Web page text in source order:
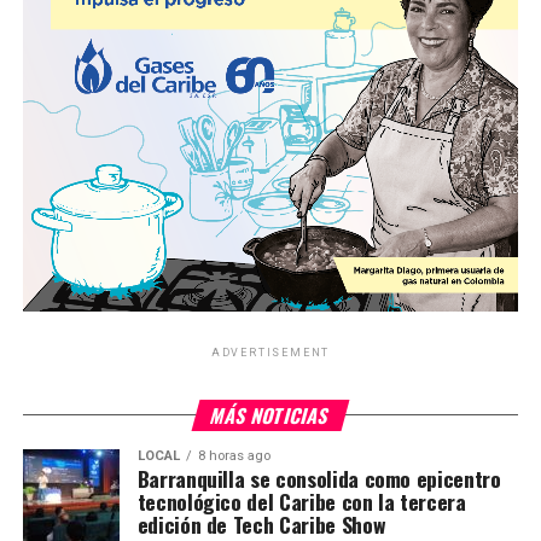
ADVERTISEMENT
MÁS NOTICIAS
LOCAL 8 horas ago
Barranquilla se consolida como epicentro
tecnológico del Caribe con la tercera
edición de Tech Caribe Show